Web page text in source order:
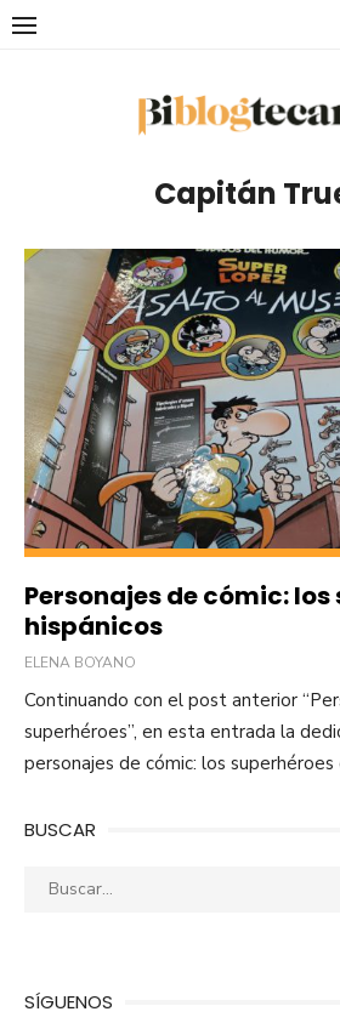
Saltar
Capitán
Personajes de cómic:
hispánicos
ELENA BOYANO
Continuando con el post anterior
superhéroes”, en esta entrada la
personajes de cómic: los
BUSCAR
Buscar:
SÍGUENOS